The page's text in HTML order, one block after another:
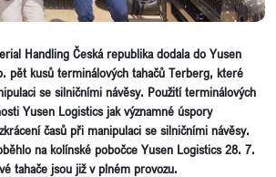
Handling Česká republika dodala do Yusen
pět kusů terminálových tahačů Terberg, které
se silničními návěsy. Použití terminálových
Yusen Logistics jak významné úspory
časů při manipulaci se silničními návěsy.
na kolínské pobočce Yusen Logistics 28. 7.
tahače jsou již v plném provozu.